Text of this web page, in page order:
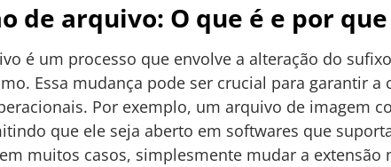
de arquivo: O que é e por
é um processo que envolve a alteração do
Essa mudança pode ser crucial para garantir
Por exemplo, um arquivo de imagem
que ele seja aberto em softwares que
muitos casos, simplesmente mudar a extensão